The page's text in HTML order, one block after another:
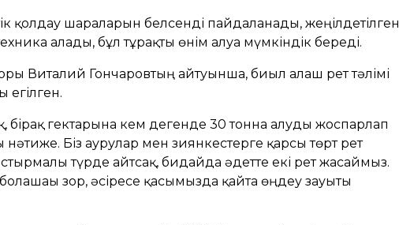
қолдау шараларын белсенді пайдаланады, жеңілдетілген
алады, бұл тұрақты өнім алуға мүмкіндік береді.
Виталий Гончаровтың айтуынша, биыл алғаш рет тәлімі
егілген.
бірақ гектарына кем дегенде 30 тонна алуды жоспарлап
Біз аурулар мен зиянкестерге қарсы төрт рет
түрде айтсақ, бидайда әдетте екі рет жасаймыз.
зор, әсіресе қасымызда қайта өңдеу зауыты